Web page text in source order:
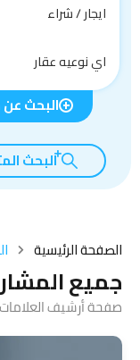
ايجار / شراء
اي نوعيه عقار
البحث
البحث
الصفحة الرئيسية
جميع
صفحة أرشيف العلامات